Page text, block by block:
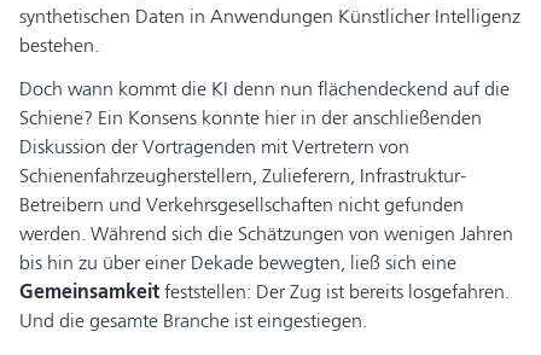
synthetischen Daten in Anwendungen Künstlicher Intelligenz
bestehen.
Doch wann kommt die KI denn nun flächendeckend auf die
Schiene? Ein Konsens konnte hier in der anschließenden
Diskussion der Vortragenden mit Vertretern von
Schienenfahrzeugherstellern, Zulieferern, Infrastruktur-
Betreibern und Verkehrsgesellschaften nicht gefunden
werden. Während sich die Schätzungen von wenigen Jahren
bis hin zu über einer Dekade bewegten, ließ sich eine
Gemeinsamkeit feststellen: Der Zug ist bereits losgefahren.
Und die gesamte Branche ist eingestiegen.